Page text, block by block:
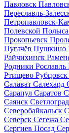
Павловск
Переславль-
Петропавловск-
Полевской
Прокопьевск
Пугачёв Пушкино
Райчихинск
Родники Рославль
Ртищево Рубцовск
Салават Салехард
Сарапул Саратов
Саянск Светлоград
Северобайкальск
Северск Сегежа
Сергиев Посад